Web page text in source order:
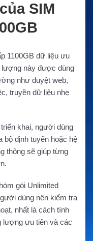
SIM
1100GB dữ liệu ưu
lượng này được dùng
như duyệt web,
truyền dữ liệu nhẹ
khai, người dùng
bộ định tuyến hoặc hệ
thông sẽ giúp từng
gói Unlimited
dùng nên kiểm tra
nhất là cách tính
lượng ưu tiên và các